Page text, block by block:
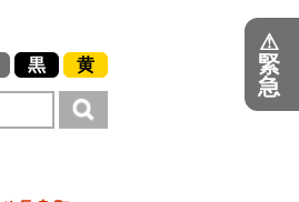
黒 黄
⚠
緊
急